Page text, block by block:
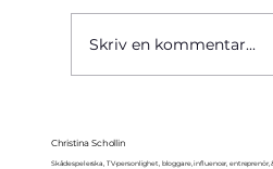
Skriv en kommentar...
Christina Schollin
Skådespelerska, TV-personlighet, bloggare, influencer, entreprenör,